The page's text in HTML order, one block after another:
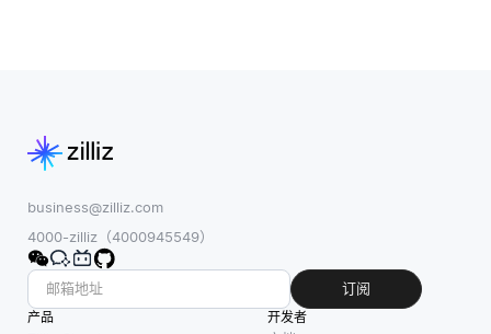
business@zilliz.com
4000-zilliz（4000945549）
订阅
产品
开发者